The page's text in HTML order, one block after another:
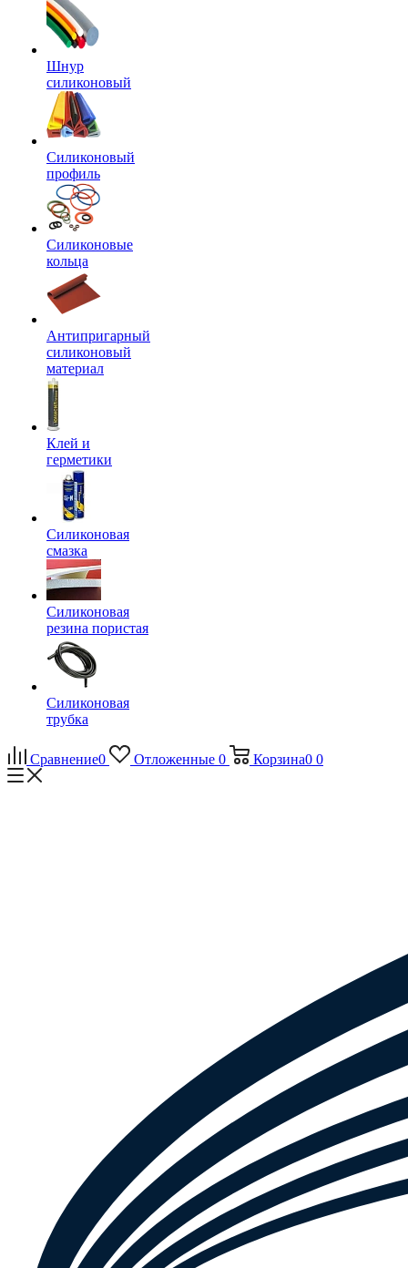
Шнур
силиконовый
Силиконовый
профиль
Силиконовые
кольца
Антипригарный
силиконовый
материал
Клей и
герметики
Силиконовая
смазка
Силиконовая
резина пористая
Силиконовая
трубка
Сравнение0 Отложенные 0 Корзина0 0